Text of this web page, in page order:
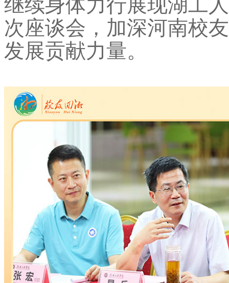
继续身体力行展现湖工
次座谈会，加深河南校
发展贡献力量。